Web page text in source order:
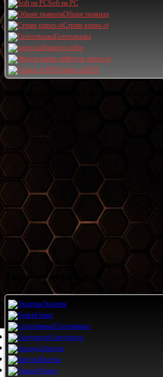
Soft на PC
Общие правила
Стрим games-st
Голосовалка
карта сайта
Форум games-st
Games-st RSS
Сейчас один гость и ни одного
Торрент игры
Экшены
Гонки
Спортивные
Симулятор
Аркады
Квесты
Ужасы